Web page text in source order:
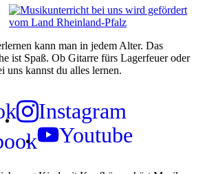
kann man in jedem Alter. Das
ist Spaß. Ob Gitarre fürs Lagerfeuer oder
uns kannst du alles lernen.
Instagram
Youtube